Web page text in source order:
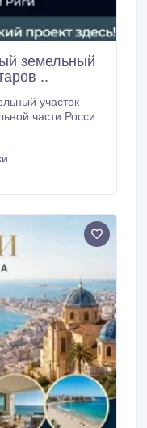
земельный
..
участок
части России!
в
реализации